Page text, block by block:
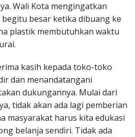
Wali Kota mengingatkan
besar ketika dibuang ke
plastik membutuhkan waktu
kasih kepada toko-toko
dan menandatangani
dukungannya. Mulai dari
tidak akan ada lagi pemberian
masyarakat harus kita edukasi
belanja sendiri. Tidak ada